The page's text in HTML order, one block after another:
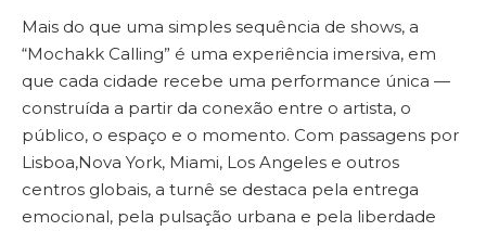
Mais do que uma simples sequência de shows, a
“Mochakk Calling” é uma experiência imersiva, em
que cada cidade recebe uma performance única —
construída a partir da conexão entre o artista, o
público, o espaço e o momento. Com passagens por
Lisboa,Nova York, Miami, Los Angeles e outros
centros globais, a turnê se destaca pela entrega
emocional, pela pulsação urbana e pela liberdade